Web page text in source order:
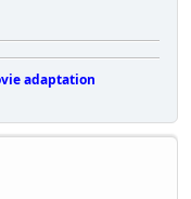
adaptation